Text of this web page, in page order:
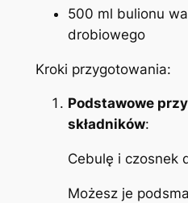
500 ml bulionu
drobiowego
Kroki przygotowania:
Podstawowe
składników:
Cebulę i czosnek
Możesz je